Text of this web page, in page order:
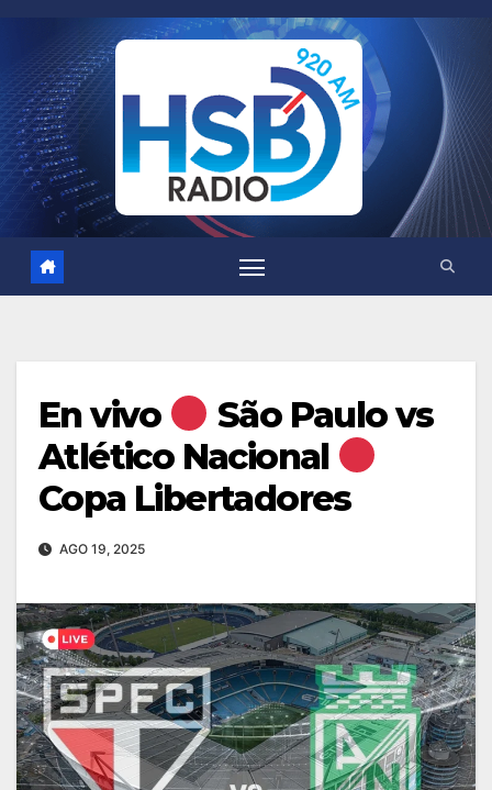
contenido
En vivo
São Paulo vs
Atlético Nacional
Copa Libertadores
AGO 19, 2025